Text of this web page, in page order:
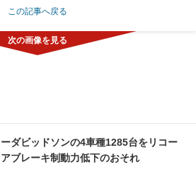
この記事へ戻る
ダビッドソンの4車種1285台をリコー
ブレーキ制動力低下のおそれ